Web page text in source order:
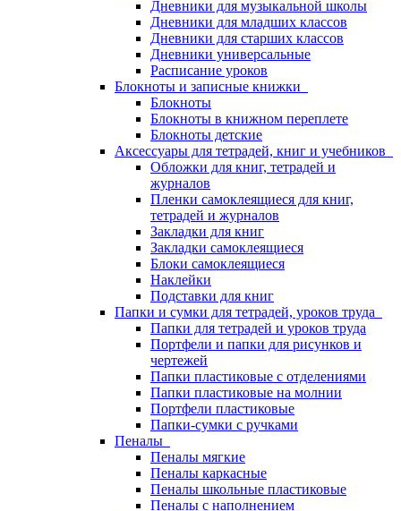
Дневники для музыкальной школы
Дневники для младших классов
Дневники для старших классов
Дневники универсальные
Расписание уроков
Блокноты и записные книжки
Блокноты
Блокноты в книжном переплете
Блокноты детские
Аксессуары для тетрадей, книг и учебников
Обложки для книг, тетрадей и
журналов
Пленки самоклеящиеся для книг,
тетрадей и журналов
Закладки для книг
Закладки самоклеящиеся
Блоки самоклеящиеся
Наклейки
Подставки для книг
Папки и сумки для тетрадей, уроков труда
Папки для тетрадей и уроков труда
Портфели и папки для рисунков и
чертежей
Папки пластиковые с отделениями
Папки пластиковые на молнии
Портфели пластиковые
Папки-сумки с ручками
Пеналы
Пеналы мягкие
Пеналы каркасные
Пеналы школьные пластиковые
Пеналы с наполнением